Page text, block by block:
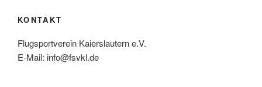
KONTAKT
Flugsportverein Kaierslautern e.V.
E-Mail: info@fsvkl.de